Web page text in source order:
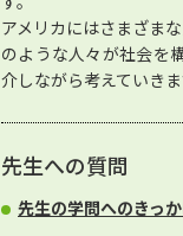
アメリカにはさまざま
のような人々が社会を
介しながら考えていき
先生への質問
先生の学問へのきっ